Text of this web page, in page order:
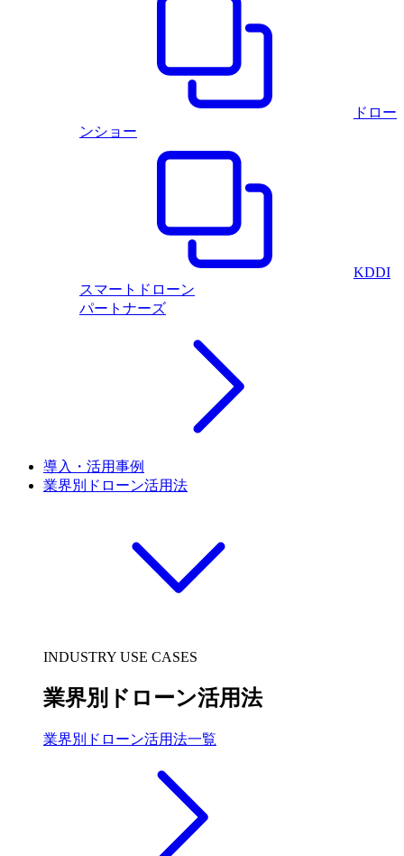
ドロー
ンショー
KDDI
スマートドローン
パートナーズ
導入・活用事例
業界別ドローン活用法
INDUSTRY USE CASES
業界別ドローン活用法
業界別ドローン活用法一覧